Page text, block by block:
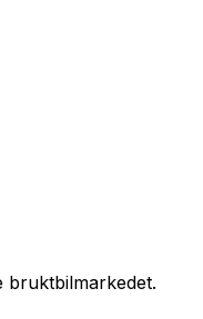
bruktbilmarkedet.